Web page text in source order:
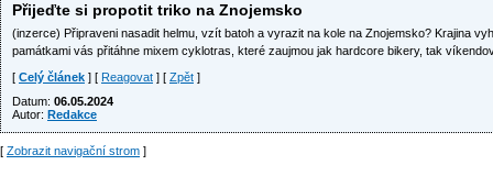
Přijeďte si propotit triko na Znojemsko
(inzerce) Připraveni nasadit helmu, vzít batoh a vyrazit na kole na Znojemsko? Krajina
památkami vás přitáhne mixem cyklotras, které zaujmou jak hardcore bikery, tak
[ Celý článek ] [ Reagovat ] [ Zpět ]
Datum: 06.05.2024
Autor: Redakce
[ Zobrazit navigační strom ]